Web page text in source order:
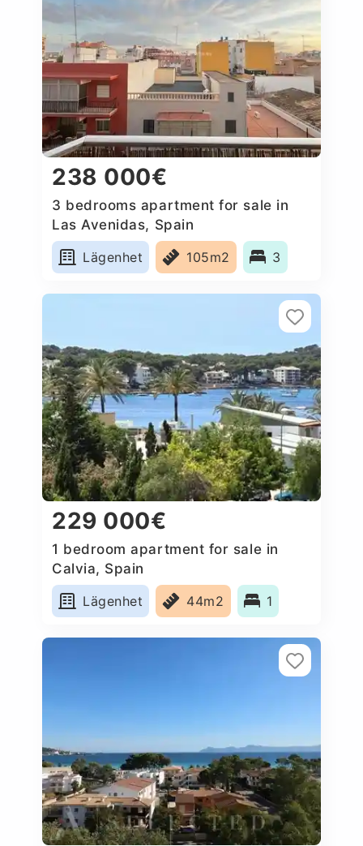
238 000€
3 bedrooms apartment for sale in
Las Avenidas, Spain
Lägenhet
105m2 3
229 000€
1 bedroom apartment for sale in
Calvia, Spain
Lägenhet
44m2 1